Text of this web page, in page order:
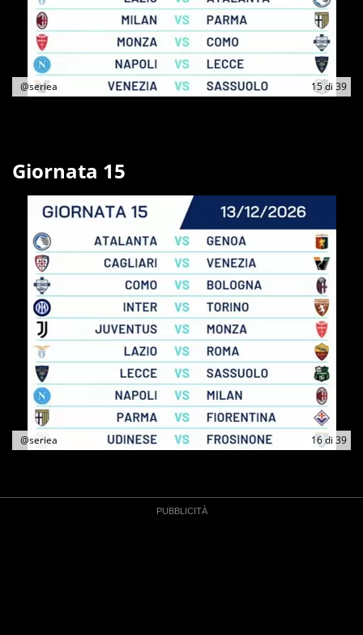
15di 39
@seriea
Giornata 15
16di 39
@seriea